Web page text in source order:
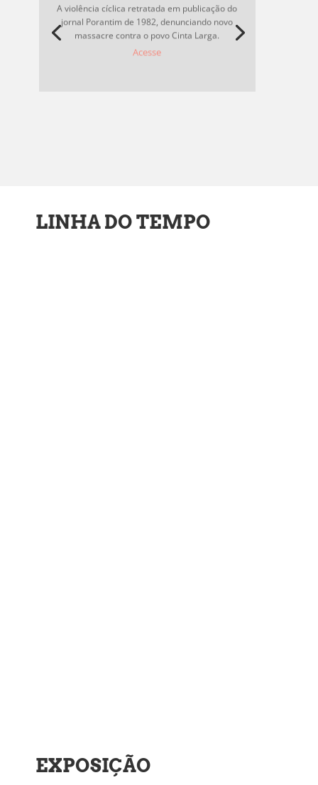
A violência cíclica retratada em publicação do
jornal Porantim de 1982, denunciando novo
massacre contra o povo Cinta Larga.
Acesse
LINHA DO TEMPO
EXPOSIÇÃO